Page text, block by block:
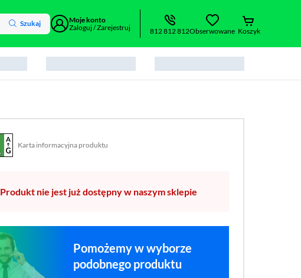
Szukaj
Moje konto
Zaloguj / Zarejestruj
812 812 812Obserwowane Koszyk
Karta informacyjna produktu
Plik w formacie pdf
(otworzy się w nowym oknie)
Produkt nie jest już dostępny w naszym sklepie
Pomożemy w wyborze
podobnego produktu